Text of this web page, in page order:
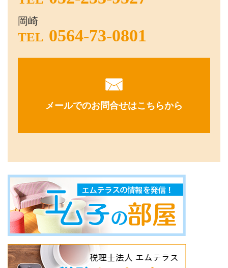
岡崎
TEL 0564-73-0801
メールでのお問合せはこちらから